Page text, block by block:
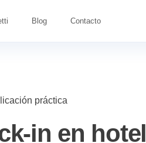
Blog Contacto
práctica
in en